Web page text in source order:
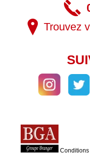
Trouvez